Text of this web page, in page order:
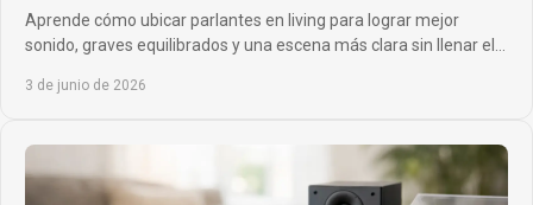
Aprende cómo ubicar parlantes en living para lograr mejor
sonido, graves equilibrados y una escena más clara sin llenar el
3 de junio de 2026